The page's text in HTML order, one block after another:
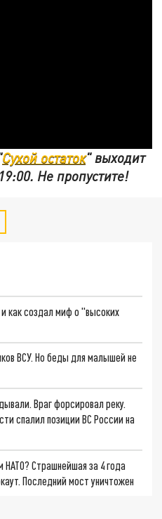
Сухой остаток" выходит
Не пропустите!
как создал миф о "высоких
ВСУ. Но беды для малышей не
Враг форсировал реку.
спалил позиции ВС России на
НАТО? Страшнейшая за 4 года
Последний мост уничтожен